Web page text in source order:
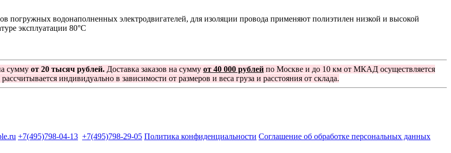
погружных водонаполненных электродвигателей, для изоляции провода применяют полиэтилен низкой и высокой
эксплуатации 80°С
сумму от 20 тысяч рублей. Доставка заказов на сумму от 40 000 рублей по Москве и до 10 км от МКАД осуществляется
индивидуально в зависимости от размеров и веса груза и расстояния от склада.
+7(495)798-04-13 +7(495)798-29-05 Политика конфиденциальности Соглашение об обработке персональных данных